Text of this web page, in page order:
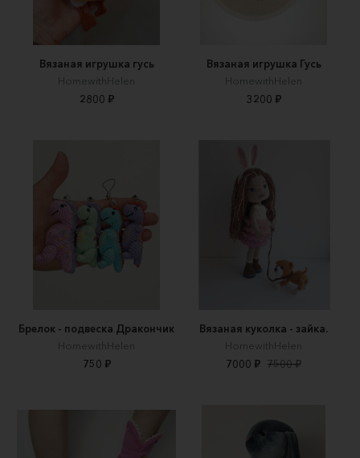
Вязаная игрушка гусь
HomewithHelen
2800 ₽
Вязаная игрушка Гусь
HomewithHelen
3200 ₽
Брелок - подвеска Дракончик
HomewithHelen
750 ₽
Вязаная куколка - зайка.
HomewithHelen
7000 ₽ 7500 ₽